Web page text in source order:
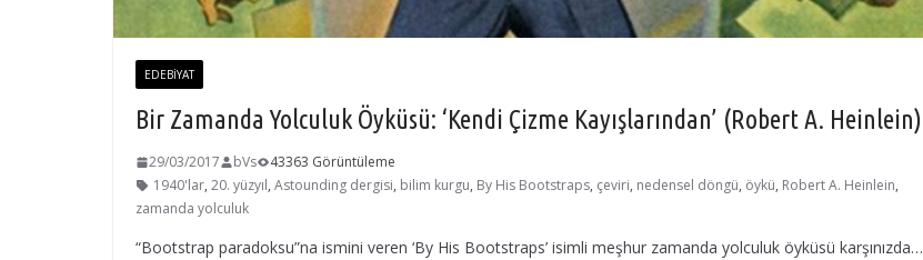
EDEBIYAT
Bir Zamanda Yolculuk Öyküsü: ‘Kendi Çizme Kayışlarından’ (Robert A. Heinlein)
29/03/2017 bVs
43363 Görüntüleme
1940'lar, 20. yüzyıl, Astounding dergisi, bilim kurgu, By His Bootstraps, çeviri, nedensel döngü, öykü, Robert A. Heinlein,
zamanda yolculuk
“Bootstrap paradoksu”na ismini veren ‘By His Bootstraps’ isimli meşhur zamanda yolculuk öyküsü karşınızda…